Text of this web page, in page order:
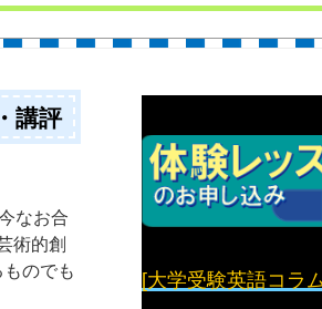
講評
なお合
術的創
のでも
[大学受験英語コラ